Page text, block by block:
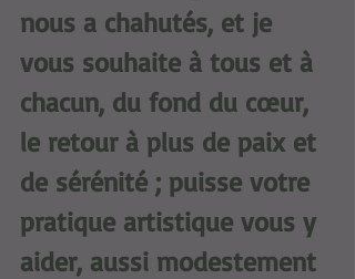
nous a chahutés, et je
vous souhaite à tous et à
chacun, du fond du cœur,
le retour à plus de paix et
de sérénité ; puisse votre
pratique artistique vous y
aider, aussi modestement